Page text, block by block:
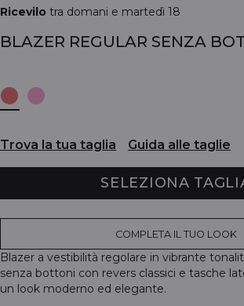
Ricevilo tra domani e martedì 18
BLAZER REGULAR SENZA
Trova la tua taglia Guida alle taglie
SELEZIONA
COMPLETA IL TUO LOOK
Blazer a vestibilità regolare in vibrante
senza bottoni con revers classici e tasche
un look moderno ed elegante.